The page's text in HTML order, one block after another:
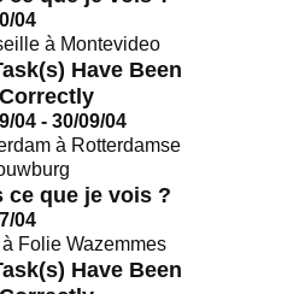
04
à Montevideo
Have Been
04 - 30/09/04
à Rotterdamse
ce que je vois ?
04
à Folie Wazemmes
Have Been